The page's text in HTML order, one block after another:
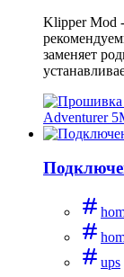
Klipper Mod
заменяет
ups